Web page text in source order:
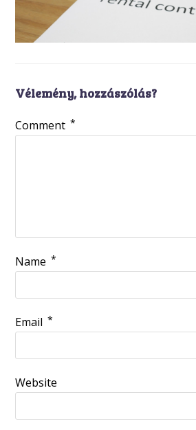
Vélemény, hozzászólás?
Comment *
Name *
Email *
Website